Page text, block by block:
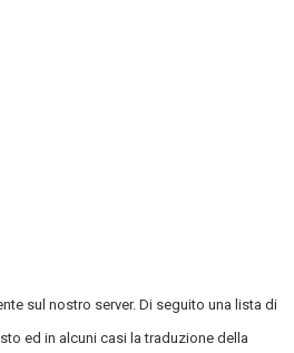
sul nostro server. Di seguito una lista di
ed in alcuni casi la traduzione della